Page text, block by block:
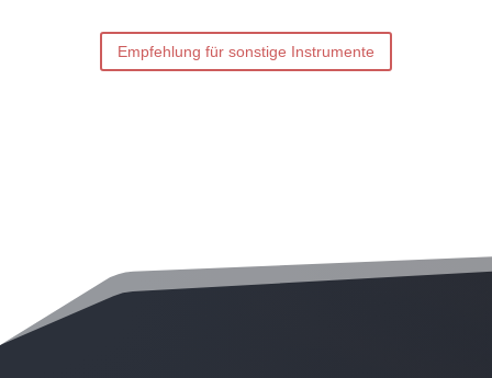
Empfehlung für sonstige Instrumente